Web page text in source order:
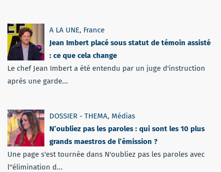
A LA UNE, France
Jean Imbert placé sous statut de témoin assisté
: ce que cela change
Le chef Jean Imbert a été entendu par un juge d'instruction
après une garde...
DOSSIER - THEMA, Médias
N’oubliez pas les paroles : qui sont les 10 plus
grands maestros de l’émission ?
Une page s'est tournée dans N'oubliez pas les paroles avec
l''élimination d...